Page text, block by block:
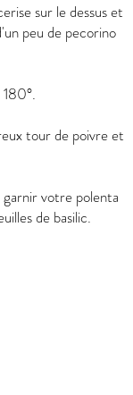
sur le dessus et
peu de pecorino
tour de poivre et
votre polenta
de basilic.